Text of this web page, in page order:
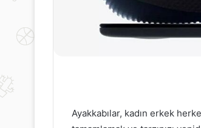
Ayakkabılar, kadın erkek